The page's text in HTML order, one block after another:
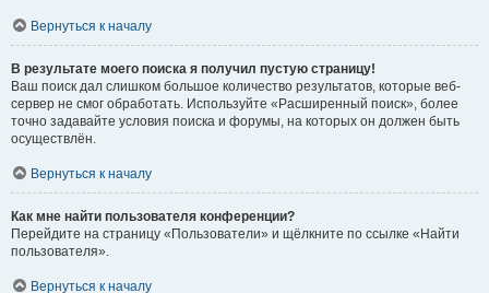
Вернуться к началу
В результате моего поиска я получил пустую страницу!
Ваш поиск дал слишком большое количество результатов, которые веб-
сервер не смог обработать. Используйте «Расширенный поиск», более
точно задавайте условия поиска и форумы, на которых он должен быть
осуществлён.
Вернуться к началу
Как мне найти пользователя конференции?
Перейдите на страницу «Пользователи» и щёлкните по ссылке «Найти
пользователя».
Вернуться к началу